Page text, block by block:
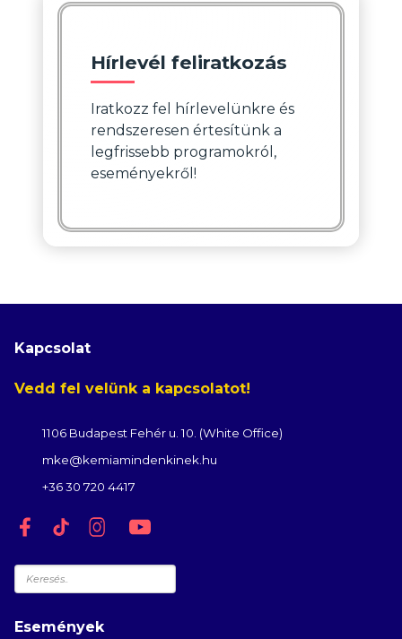
Hírlevél feliratkozás
Iratkozz fel hírlevelünkre és
rendszeresen értesítünk a
legfrissebb programokról,
eseményekről!
Kapcsolat
Vedd fel velünk a kapcsolatot!
1106 Budapest Fehér u. 10. (White Office)
mke@kemiamindenkinek.hu
+36 30 720 4417
Keresés
Események